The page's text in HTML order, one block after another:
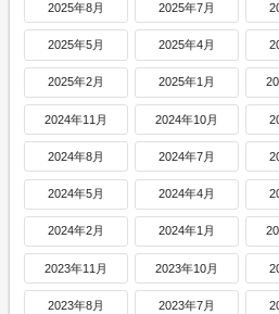
2025年8月 2025年7月
2025年5月 2025年4月
2025年2月 2025年1月
2024年11月 2024年10月
2024年8月 2024年7月
2024年5月 2024年4月
2024年2月 2024年1月
2023年11月 2023年10月
2023年8月 2023年7月